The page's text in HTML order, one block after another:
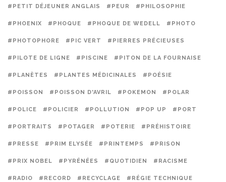
#PETIT DÉJEUNER ANGLAIS #PEUR #PHILOSOPHIE
#PHOENIX #PHOQUE #PHOQUE DE WEDELL #PHOTO
#PHOTOPHORE #PIC VERT #PIERRES PRÉCIEUSES
#PILOTE DE LIGNE #PISCINE #PITON DE LA FOURNAISE
#PLANÈTES #PLANTES MÉDICINALES #POÉSIE
#POISSON #POISSON D'AVRIL #POKEMON #POLAR
#POLICE #POLICIER #POLLUTION #POP UP #PORT
#PORTRAITS #POTAGER #POTERIE #PRÉHISTOIRE
#PRESSE #PRIM ELYSÉE #PRINTEMPS #PRISON
#PRIX NOBEL #PYRÉNÉES #QUOTIDIEN #RACISME
#RADIO #RECORD #RECYCLAGE #RÉGIE TECHNIQUE